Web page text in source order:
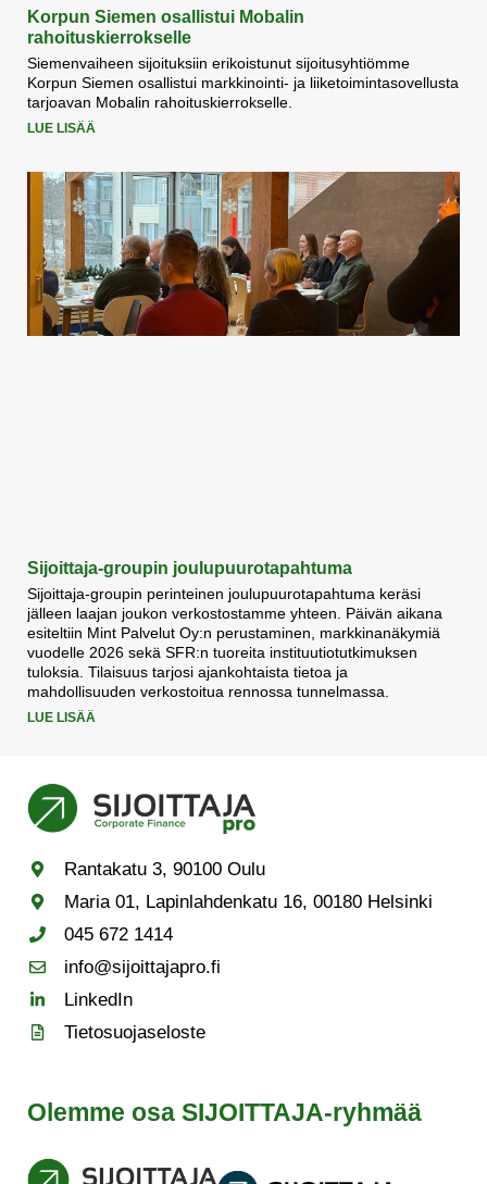
Korpun Siemen osallistui Mobalin
rahoituskierrokselle
Siemenvaiheen sijoituksiin erikoistunut sijoitusyhtiömme
Korpun Siemen osallistui markkinointi- ja liiketoimintasovellusta
tarjoavan Mobalin rahoituskierrokselle.
LUE LISÄÄ
Sijoittaja-groupin joulupuurotapahtuma
Sijoittaja-groupin perinteinen joulupuurotapahtuma keräsi
jälleen laajan joukon verkostostamme yhteen. Päivän aikana
esiteltiin Mint Palvelut Oy:n perustaminen, markkinanäkymiä
vuodelle 2026 sekä SFR:n tuoreita instituutiotutkimuksen
tuloksia. Tilaisuus tarjosi ajankohtaista tietoa ja
mahdollisuuden verkostoitua rennossa tunnelmassa.
LUE LISÄÄ
Rantakatu 3, 90100 Oulu
Maria 01, Lapinlahdenkatu 16, 00180 Helsinki
045 672 1414
info@sijoittajapro.fi
LinkedIn
Tietosuojaseloste
Olemme osa SIJOITTAJA-ryhmää